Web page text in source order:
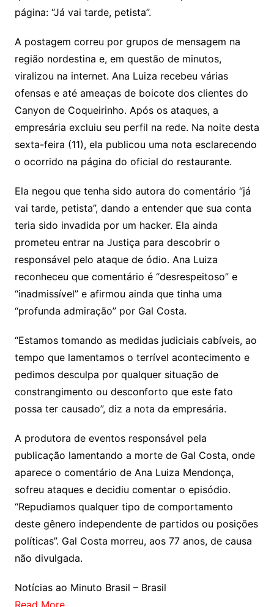
página: “Já vai tarde, petista”.
A postagem correu por grupos de mensagem na
região nordestina e, em questão de minutos,
viralizou na internet. Ana Luiza recebeu várias
ofensas e até ameaças de boicote dos clientes do
Canyon de Coqueirinho. Após os ataques, a
empresária excluiu seu perfil na rede. Na noite desta
sexta-feira (11), ela publicou uma nota esclarecendo
o ocorrido na página do oficial do restaurante.
Ela negou que tenha sido autora do comentário “já
vai tarde, petista”, dando a entender que sua conta
teria sido invadida por um hacker. Ela ainda
prometeu entrar na Justiça para descobrir o
responsável pelo ataque de ódio. Ana Luiza
reconheceu que comentário é “desrespeitoso” e
“inadmissível” e afirmou ainda que tinha uma
“profunda admiração” por Gal Costa.
“Estamos tomando as medidas judiciais cabíveis, ao
tempo que lamentamos o terrível acontecimento e
pedimos desculpa por qualquer situação de
constrangimento ou desconforto que este fato
possa ter causado”, diz a nota da empresária.
A produtora de eventos responsável pela
publicação lamentando a morte de Gal Costa, onde
aparece o comentário de Ana Luiza Mendonça,
sofreu ataques e decidiu comentar o episódio.
“Repudiamos qualquer tipo de comportamento
deste gênero independente de partidos ou posições
políticas”. Gal Costa morreu, aos 77 anos, de causa
não divulgada.
Notícias ao Minuto Brasil – Brasil